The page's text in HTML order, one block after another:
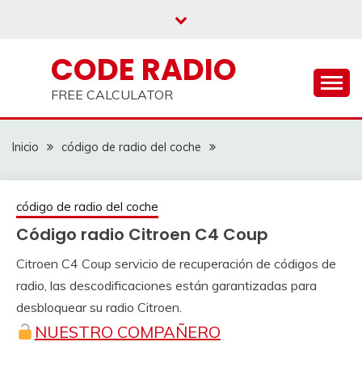
CODE RADIO
FREE CALCULATOR
Inicio código de radio del coche
código de radio del coche
Código radio Citroen C4 Coup
marzo
2021
adminRadio
Citroen C4 Coup servicio de recuperación de códigos de
radio, las descodificaciones están garantizadas para
desbloquear su radio Citroen.
NUESTRO COMPAÑERO